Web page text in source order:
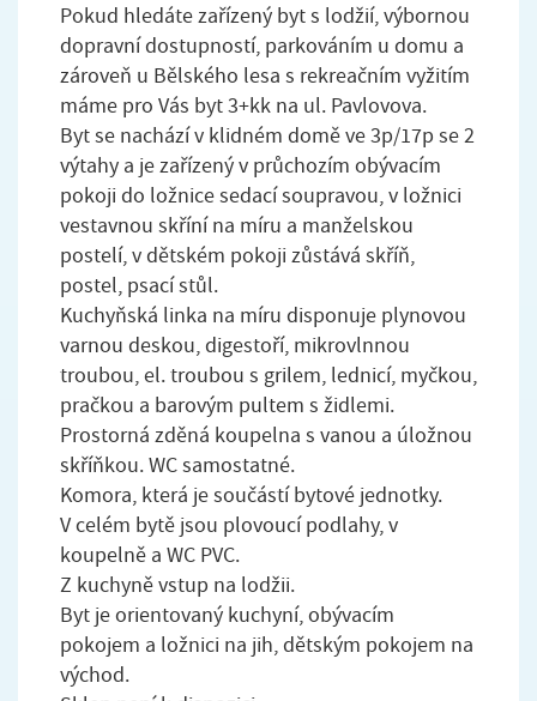
Pokud hledáte zařízený byt s lodžií, výbornou
dopravní dostupností, parkováním u domu a
zároveň u Bělského lesa s rekreačním vyžitím
máme pro Vás byt 3+kk na ul. Pavlovova.
Byt se nachází v klidném domě ve 3p/17p se 2
výtahy a je zařízený v průchozím obývacím
pokoji do ložnice sedací soupravou, v ložnici
vestavnou skříní na míru a manželskou
postelí, v dětském pokoji zůstává skříň,
postel, psací stůl.
Kuchyňská linka na míru disponuje plynovou
varnou deskou, digestoří, mikrovlnnou
troubou, el. troubou s grilem, lednicí, myčkou,
pračkou a barovým pultem s židlemi.
Prostorná zděná koupelna s vanou a úložnou
skříňkou. WC samostatné.
Komora, která je součástí bytové jednotky.
V celém bytě jsou plovoucí podlahy, v
koupelně a WC PVC.
Z kuchyně vstup na lodžii.
Byt je orientovaný kuchyní, obývacím
pokojem a ložnici na jih, dětským pokojem na
východ.